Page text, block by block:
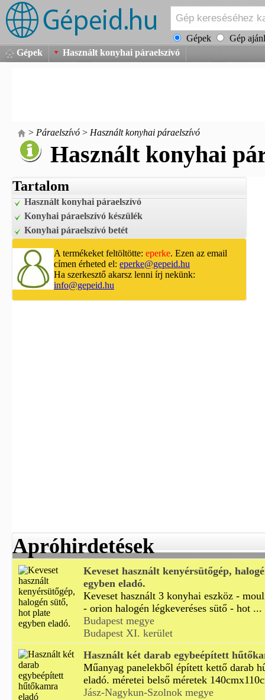
Gépek
Gép
Gépek
Használt konyhai páraelszívó
> Páraelszívó > Használt konyhai páraelszívó
Használt konyhai
Tartalom
Használt konyhai páraelszívó
Konyhai páraelszívó készülék
Konyhai páraelszívó betét
A termékeket feltöltötte: eperke. Ezen az email
címen érheted el: eperke@gepeid.hu
Ha szerkesztő akarsz lenni írj nekünk:
info@gepeid.hu
Apróhirdetések
Keveset használt kenyérsütőgép,
egyben eladó.
Keveset használt 3 konyhai eszköz -
- orion halogén légkeveréses sütő - hot ...
Budapest megye
Budapest XI. kerület
Használt két darab egybeépített
Műanyag panelekből épített kettő darab
eladó. méretei belső méretek
Jász-Nagykun-Szolnok megye